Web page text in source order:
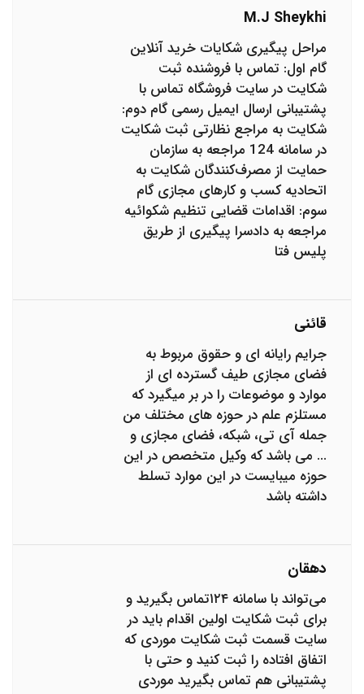
M.j Sheykhi
مراحل پیگیری شکایات خرید آنلاین
گام اول: تماس با فروشنده ثبت
شکایت در سایت فروشگاه تماس با
پشتیبانی ارسال ایمیل رسمی گام دوم:
شکایت به مراجع نظارتی ثبت شکایت
در سامانه 124 مراجعه به سازمان
حمایت از مصرف‌کنندگان شکایت به
اتحادیه کسب و کارهای مجازی گام
سوم: اقدامات قضایی تنظیم شکوائیه
مراجعه به دادسرا پیگیری از طریق
پلیس فتا
قائنی
جرایم رایانه ای و حقوق مربوط به
فضای مجازی طیف گسترده ای از
موارد و موضوعات را در بر میگیرد که
مستلزم علم در حوزه های مختلف من
جمله آی تی، شبکه، فضای مجازی و
‌‌‌... می باشد که وکیل متخصص در این
حوزه میبایست در این موارد تسلط
داشته باشد
دهقان
می‌تواند با سامانه ۱۲۴تماس بگیرید و
برای ثبت شکایت اولین اقدام باید در
سایت قسمت ثبت شکایت موردی که
اتفاق افتاده را ثبت کنید و حتی با
پشتیبانی هم تماس بگیرید موردی